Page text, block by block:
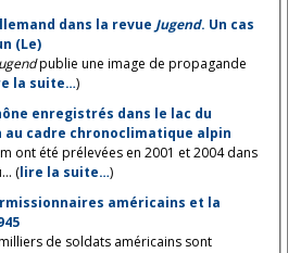
dans la revue Jugend. Un cas
(Le)
publie une image de propagande
la suite…)
enregistrés dans le lac du
cadre chronoclimatique alpin
ont été prélevées en 2001 et 2004 dans
(lire la suite…)
américains et la
de soldats américains sont